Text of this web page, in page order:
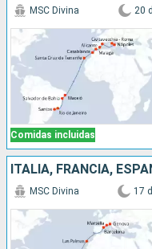
Comidas incluidas
MSC Divina 20 d
ITALIA, FRANCIA,
MSC Divina 17 d